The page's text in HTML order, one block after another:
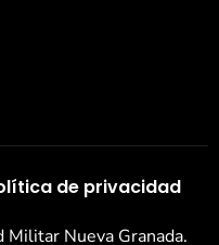
de privacidad
Nueva Granada.